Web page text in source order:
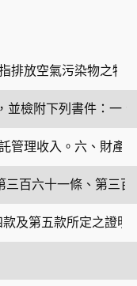
放空氣污染物之
檢附下列書件：
理收入。六、財
百六十一條、第三百
第五款所定之